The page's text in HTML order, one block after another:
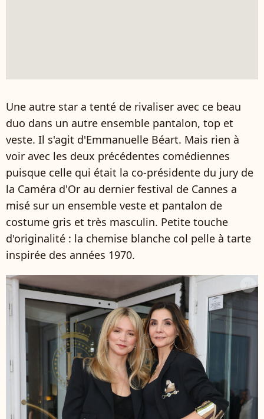
Une autre star a tenté de rivaliser avec ce beau
duo dans un autre ensemble pantalon, top et
veste. Il s'agit d'Emmanuelle Béart. Mais rien à
voir avec les deux précédentes comédiennes
puisque celle qui était la co-présidente du jury de
la Caméra d'Or au dernier festival de Cannes a
misé sur un ensemble veste et pantalon de
costume gris et très masculin. Petite touche
d'originalité : la chemise blanche col pelle à tarte
inspirée des années 1970.